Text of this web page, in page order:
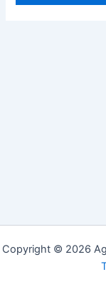
Copyright © 2026